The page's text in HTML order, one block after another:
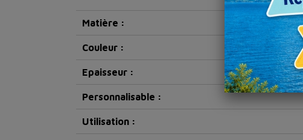
Matière :
Couleur :
Epaisseur :
Personnalisable :
Utilisation :